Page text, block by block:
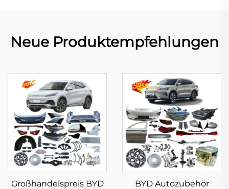
Neue Produktempfehlungen
Großhandelspreis BYD
BYD Autozubehör